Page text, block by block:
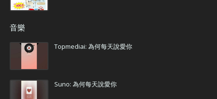
音樂
Topmediai: 為何每天說愛你
Suno: 為何每天說愛你